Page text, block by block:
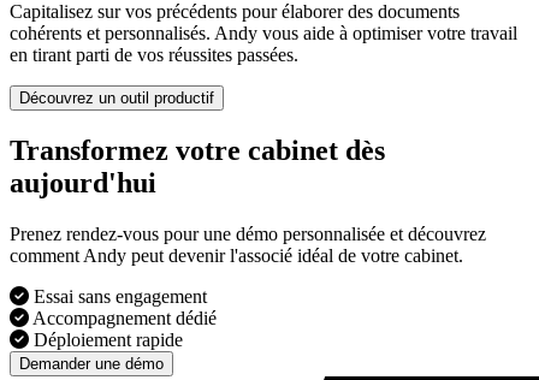
Capitalisez sur vos précédents pour élaborer des documents
cohérents et personnalisés. Andy vous aide à optimiser votre travail
en tirant parti de vos réussites passées.
Découvrez un outil productif
Transformez votre cabinet dès
aujourd'hui
Prenez rendez-vous pour une démo personnalisée et découvrez
comment Andy peut devenir l'associé idéal de votre cabinet.
Essai sans engagement
Accompagnement dédié
Déploiement rapide
Demander une démo